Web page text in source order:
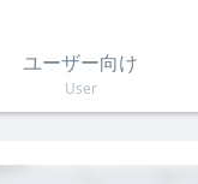
ユーザー向け
User